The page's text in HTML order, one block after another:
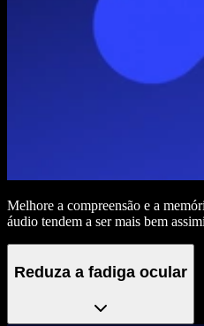
Melhore a compreensão e a
áudio tendem a ser mais bem
Reduza a fadiga ocular